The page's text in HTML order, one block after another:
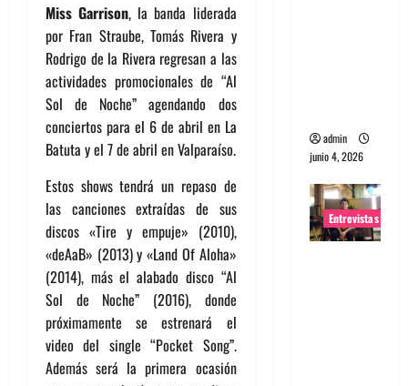
Miss Garrison, la banda liderada
por Fran Straube, Tomás Rivera y
Rodrigo de la Rivera regresan a las
actividades promocionales de “Al
Sol de Noche” agendando dos
conciertos para el 6 de abril en La
Batuta y el 7 de abril en Valparaíso.
Estos shows tendrá un repaso de
las canciones extraídas de sus
discos «Tire y empuje» (2010),
«deAaB» (2013) y «Land Of Aloha»
(2014), más el alabado disco “Al
Sol de Noche” (2016), donde
próximamente se estrenará el
video del single “Pocket Song”.
Además será la primera ocasión
admin
junio 4, 2026
Entrevistas